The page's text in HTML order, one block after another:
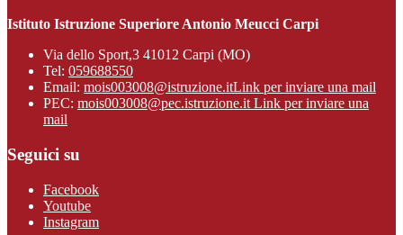
Istituto Istruzione Superiore Antonio Meucci Carpi
Via dello Sport,3 41012 Carpi (MO)
Tel: 059688550
Email: mois003008@istruzione.itLink per inviare una mail
PEC: mois003008@pec.istruzione.itLink per inviare una
mail
Seguici su
Facebook
Youtube
Instagram